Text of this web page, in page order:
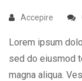
Accepire
Lorem ipsum
sed do eiusmod
magna aliqua.